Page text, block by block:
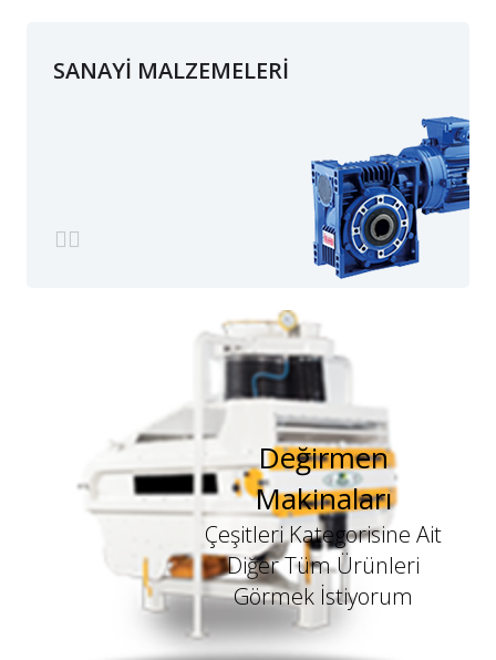
SANAYİ MALZEMELERİ
Değirmen
Makinaları
Çeşitleri Kategorisine Ait
Diğer Tüm Ürünleri
Görmek İstiyorum